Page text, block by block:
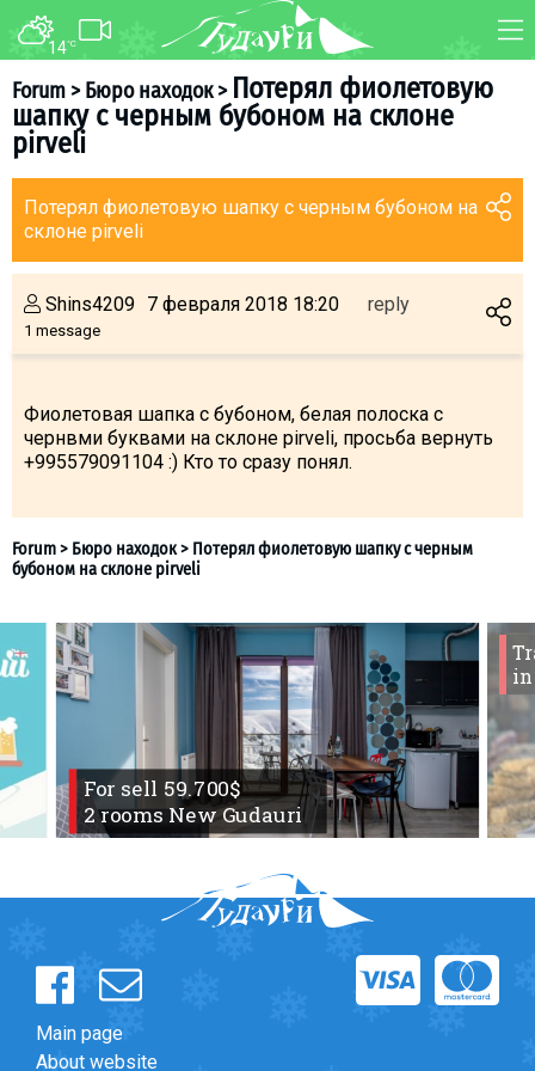
14°C
Forum>Бюро находок> Потерял фиолетовую
шапку с черным бубоном на склоне
pirveli
Потерял фиолетовую шапку с черным бубоном на
склоне pirveli
Shins4209
1 message
7 февраля 2018 18:20 reply
Фиолетовая шапка с бубоном, белая полоска с
чернвми буквами на склоне pirveli, просьба вернуть
+995579091104 :) Кто то сразу понял.
Forum> >Потерял фиолетовую шапку с
бубоном на склоне pirveli
For sell 59.700$
2 rooms New Gudauri
in
Main page
About website
FORUM MAP
WEBCAM
TRANSFER
About ski resort
Ski pass
Ski instructors
Ski rent
Ski service
Events schedule
Gudauri
INFO
LODGING
Apartments
Cottages
Hotels
% Hot deals
GEORGIA
Visas